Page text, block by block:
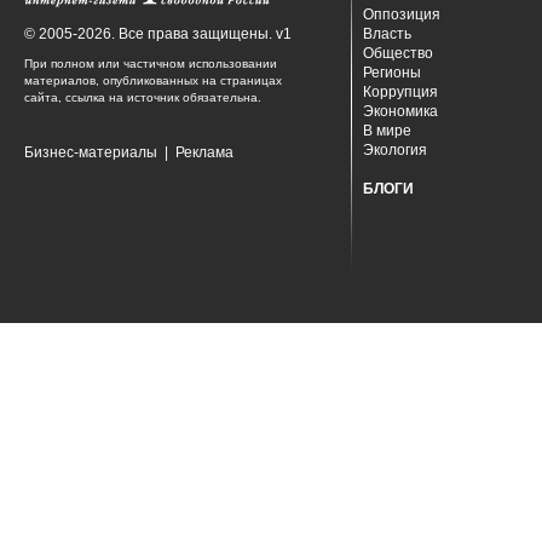
© 2005-2026. Все права защищены. v1
При полном или частичном использовании
материалов, опубликованных на страницах
сайта, ссылка на источник обязательна.
Бизнес-материалы Реклама
Оппозиция
Власть
Общество
Регионы
Коррупция
Экономика
В мире
Экология
БЛОГИ